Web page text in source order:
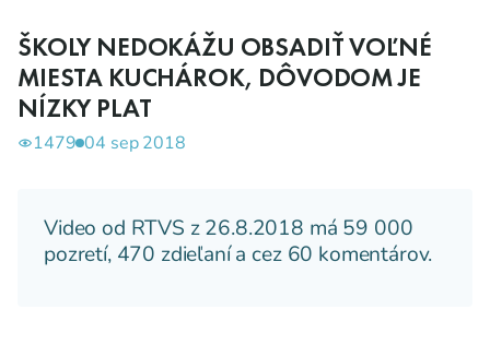
ŠKOLY NEDOKÁŽU OBSADIŤ VOĽNÉ
MIESTA KUCHÁROK, DÔVODOM JE
NÍZKY PLAT
1479 04 sep 2018
Video od RTVS z 26.8.2018 má 59 000
pozretí, 470 zdieľaní a cez 60 komentárov.